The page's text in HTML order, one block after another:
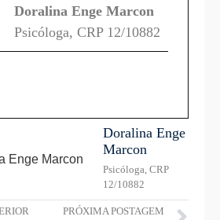
Doralina Enge Marcon
Psicóloga, CRP 12/10882
Doralina Enge
Marcon
Psicóloga, CRP
12/10882
PRÓXIMA POSTAGEM